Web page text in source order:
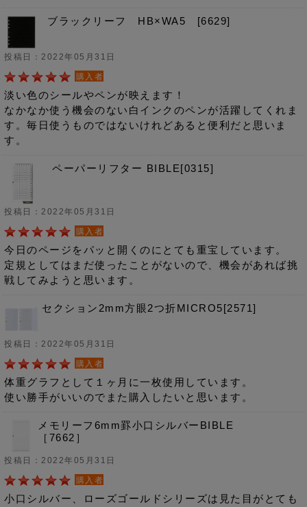
ブラックリーフ HB×WA5 [6629]
投稿日：2022年05月31日
購入者
淡い色のシールやペンが映えます！
なかなか使う機会のない白インクのペンが活躍してくれま
す。毎日使うものではないけれどあると便利だと思いま
す。
ペーパーリフター BIBLE[0315]
投稿日：2022年05月31日
購入者
今日のページをパッと開くのにとても重宝しています。
定規としてはまだ使ったことがないので、機会があれば挑
戦してみようと思います。
セクション2mm方眼2つ折MICRO5[2571]
投稿日：2022年05月31日
購入者
体重グラフとして１ヶ月に一枚使用しています。
使い勝手がいいのでまた購入したいと思います。
メモリーフ6mm罫小口シルバーBIBLE
［7662］
投稿日：2022年05月31日
購入者
小口シルバー、ローズゴールドシリーズは見た目がとても